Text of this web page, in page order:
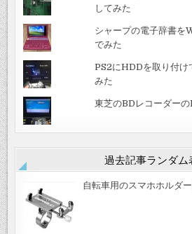
してみた
シャープの電子辞書を
でみた
PS2にHDDを取り付け
みた
東芝のBDレコーダー
過去記事ランダム
自転車用のスマホホルダ